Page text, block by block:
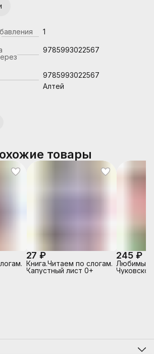
1
9785993022567
9785993022567
Алтей
товары
27 ₽
Книга.Читаем по слогам.
Капустный лист 0+
245 ₽
Любимые